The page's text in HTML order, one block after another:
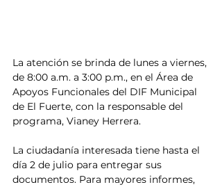
La atención se brinda de lunes a viernes,
de 8:00 a.m. a 3:00 p.m., en el Área de
Apoyos Funcionales del DIF Municipal
de El Fuerte, con la responsable del
programa, Vianey Herrera.
La ciudadanía interesada tiene hasta el
día 2 de julio para entregar sus
documentos. Para mayores informes,